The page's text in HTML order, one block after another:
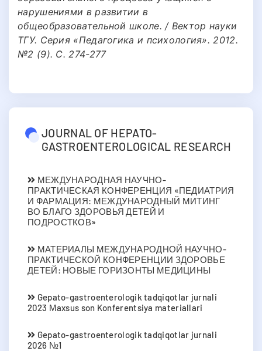
нарушениями в развитии в
общеобразовательной школе. / Вектор науки
ТГУ. Серия «Педагогика и психология». 2012.
№2 (9). С. 274-277
JOURNAL OF HEPATO-
GASTROENTEROLOGICAL RESEARCH
МЕЖДУНАРОДНАЯ НАУЧНО-
ПРАКТИЧЕСКАЯ КОНФЕРЕНЦИЯ «ПЕДИАТРИЯ
И ФАРМАЦИЯ: МЕЖДУНАРОДНЫЙ МИТИНГ
ВО БЛАГО ЗДОРОВЬЯ ДЕТЕЙ И
ПОДРОСТКОВ»
МАТЕРИАЛЫ МЕЖДУНАРОДНОЙ НАУЧНО-
ПРАКТИЧЕСКОЙ КОНФЕРЕНЦИИ ЗДОРОВЬЕ
ДЕТЕЙ: НОВЫЕ ГОРИЗОНТЫ МЕДИЦИНЫ
Gepato-gastroenterologik tadqiqotlar jurnali
2023 Мaxsus son Konferentsiya materiallari
Gepato-gastroenterologik tadqiqotlar jurnali
2026 №1